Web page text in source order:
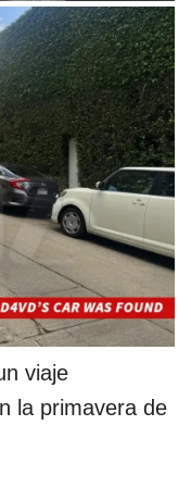
viaje
la primavera de